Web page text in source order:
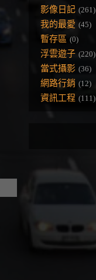
影像日記 (261)
我的最愛 (45)
暫存區 (0)
浮雲遊子 (220)
當式攝影 (36)
網路行銷 (12)
資訊工程 (111)